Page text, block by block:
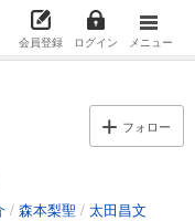
会員登録 ログイン メニュー
フォロー
/ 森本梨聖 / 太田昌文